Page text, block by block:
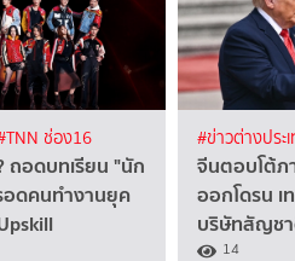
ช่อง16
ถอดบทเรียน "นัก
ดคนทำงานยุค
#ข่าวต่างประ
จีนตอบโต้ภ
ออกโดรน
บริษัทสัญช
14